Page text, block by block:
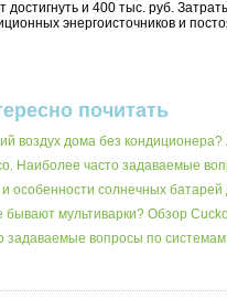
достигнуть и 400 тыс. руб.
энергоисточников и
почитать
воздух дома без кондиционера?
Наиболее часто задаваемые
особенности солнечных батарей
бывают мультиварки? Обзор
задаваемые вопросы по